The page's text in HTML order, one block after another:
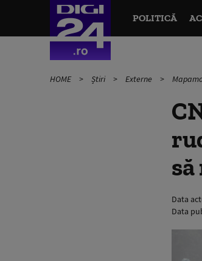
POLITICĂ
HOME Știri Externe
Data
Data